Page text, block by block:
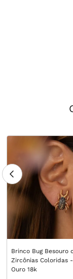
Brinco Bug Besouro
Zircônias Coloridas
Ouro 18k